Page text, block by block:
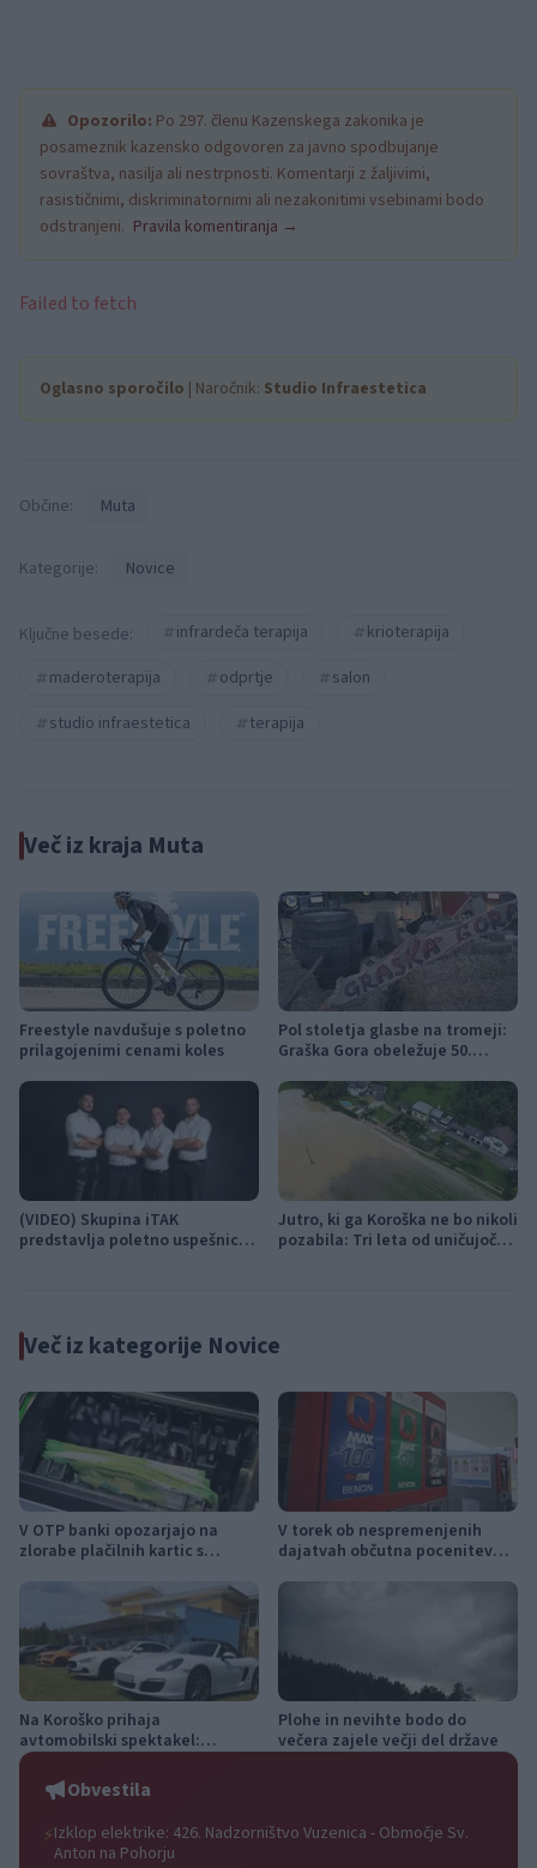
Opozorilo: Po 297. členu Kazenskega zakonika je
posameznik kazensko odgovoren za javno spodbujanje
sovraštva, nasilja ali nestrpnosti. Komentarji z žaljivimi,
rasističnimi, diskriminatornimi ali nezakonitimi vsebinami bodo
odstranjeni. Pravila komentiranja →
Failed to fetch
Oglasno sporočilo | Naročnik: Studio Infraestetica
Občine: Muta
Kategorije: Novice
Ključne besede: infrardeča terapija
krioterapija
maderoterapija
odprtje
salon
studio infraestetica
terapija
Več iz kraja Muta
Freestyle navdušuje s poletno
prilagojenimi cenami koles
Pol stoletja glasbe na tromeji:
Graška Gora obeležuje 50.
zabavne glasbe
(VIDEO) Skupina iTAK
predstavlja poletno uspešnico
Jutro, ki ga Koroška ne bo nikoli
pozabila: Tri leta od uničujoče
Več iz kategorije Novice
V OTP banki opozarjajo na
zlorabe plačilnih kartic s
V torek ob nespremenjenih
dajatvah občutna pocenitev
Na Koroško prihaja
avtomobilski spektakel:
Rohnenje motorjev, dvoboji na
progah in atraktivni Car Meet
Plohe in nevihte bodo do
večera zajele večji del države
Obvestila
⚡Izklop elektrike: 426. Nadzorništvo Vuzenica - Območje Sv.
Anton na Pohorju